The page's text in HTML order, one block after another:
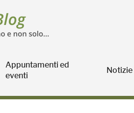
Appuntamenti ed
eventi
Notizie